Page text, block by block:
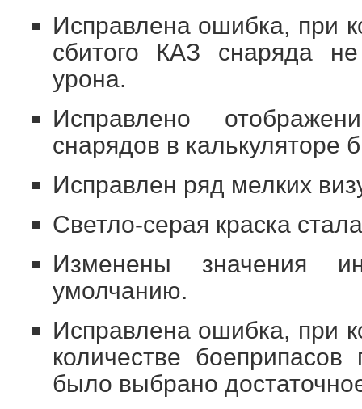
Исправлена ошибка, при
сбитого КАЗ снаряда
урона.
Исправлено
снарядов в калькуляторе
Исправлен ряд мелких
Светло-серая краска
Изменены значения
умолчанию.
Исправлена ошибка, при
количестве
было выбрано